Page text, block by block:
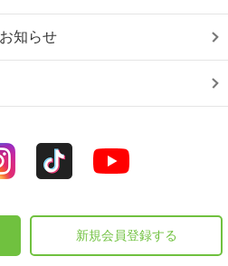
知らせ
新規会員登録する